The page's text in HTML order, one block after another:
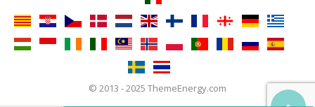
© 2013 - 2025 ThemeEnergy.com